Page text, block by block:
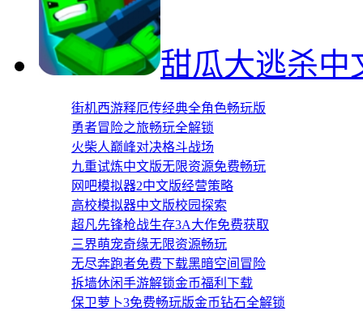
甜瓜大逃杀中
街机西游释厄传经典全角色畅玩版
勇者冒险之旅畅玩全解锁
火柴人巅峰对决格斗战场
九重试炼中文版无限资源免费畅玩
网吧模拟器2中文版经营策略
高校模拟器中文版校园探索
超凡先锋枪战生存3A大作免费获取
三界萌宠奇缘无限资源畅玩
无尽奔跑者免费下载黑暗空间冒险
拆墙休闲手游解锁金币福利下载
保卫萝卜3免费畅玩版金币钻石全解锁